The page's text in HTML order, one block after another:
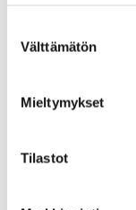
valinta
Välttämätön
Mieltymykset
Tilastot